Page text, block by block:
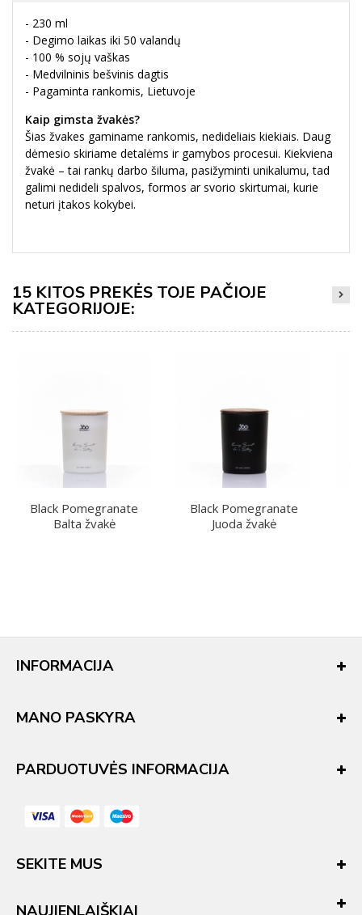
- 230 ml
- Degimo laikas iki 50 valandų
- 100 % sojų vaškas
- Medvilninis bešvinis dagtis
- Pagaminta rankomis, Lietuvoje
Kaip gimsta žvakės?
Šias žvakes gaminame rankomis, nedideliais kiekiais. Daug
dėmesio skiriame detalėms ir gamybos procesui. Kiekviena
žvakė – tai rankų darbo šiluma, pasižyminti unikalumu, tad
galimi nedideli spalvos, formos ar svorio skirtumai, kurie
neturi įtakos kokybei.
15 KITOS PREKĖS TOJE PAČIOJE
KATEGORIJOJE:
Black Pomegranate
Balta žvakė
Black Pomegranate
Juoda žvakė
INFORMACIJA
MANO PASKYRA
PARDUOTUVĖS INFORMACIJA
SEKITE MUS